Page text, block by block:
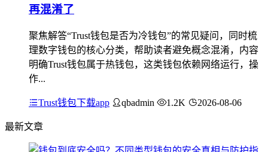
再混淆了
聚焦解答“Trust钱包是否为冷钱包”的常见疑问，同时梳
理数字钱包的核心分类，帮助读者避免概念混淆，内容
明确Trust钱包属于热钱包，这类钱包依赖网络运行，操
作...
Trust钱包下载app qbadmin 1.2K 2026-08-06
最新文章